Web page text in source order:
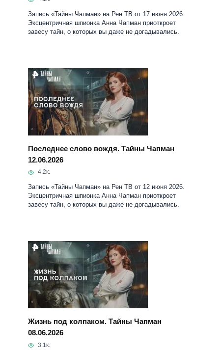
Последнее слово вождя. Тайны Чапман
12.06.2026
4.2к.
Запись «Тайны Чапман» на Рен ТВ от 12 июня 2026.
Эксцентричная шпионка Анна Чапман приоткроет
Жизнь под колпаком. Тайны Чапман
08.06.2026
3.1к.
• Чем закончился первый в истории эксперимент с
изоляцией, который описывал еще Геродот? • Почему